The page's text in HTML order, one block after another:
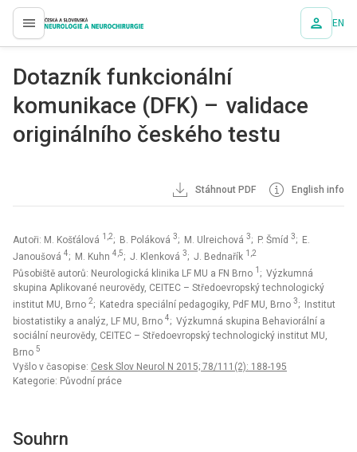
proLékaře.cz EN
Dotazník funkcionální
komunikace (DFK) – validace
originálního českého testu
Stáhnout PDF English info
Autoři: M. Košťálová 1,2; B. Poláková 3; M. Ulreichová 3; P. Šmíd 3; E.
Janoušová 4; M. Kuhn 4,5; J. Klenková 3; J. Bednařík 1,2
Působiště autorů: Neurologická klinika LF MU a FN Brno 1 ; Výzkumná
skupina Aplikované neurovědy, CEITEC – Středoevropský technologický
institut MU, Brno 2; Katedra speciální pedagogiky, PdF MU, Brno 3; Institut
biostatistiky a analýz, LF MU, Brno 4; Výzkumná skupina Behaviorální a
sociální neurovědy, CEITEC – Středoevropský technologický institut MU,
Brno 5
Vyšlo v časopise: Cesk Slov Neurol N 2015; 78/111(2): 188-195
Kategorie: Původní práce
Souhrn